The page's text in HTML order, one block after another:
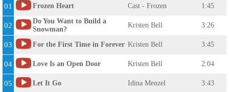
01 Frozen Heart Cast - Frozen 1:45
02
Do You Want to Build a
Snowman?
Kristen Bell 3:26
03 For the First Time in Forever Kristen Bell 3:45
04 Love Is an Open Door Kristen Bell 2:04
05 Let It Go Idina Menzel 3:43